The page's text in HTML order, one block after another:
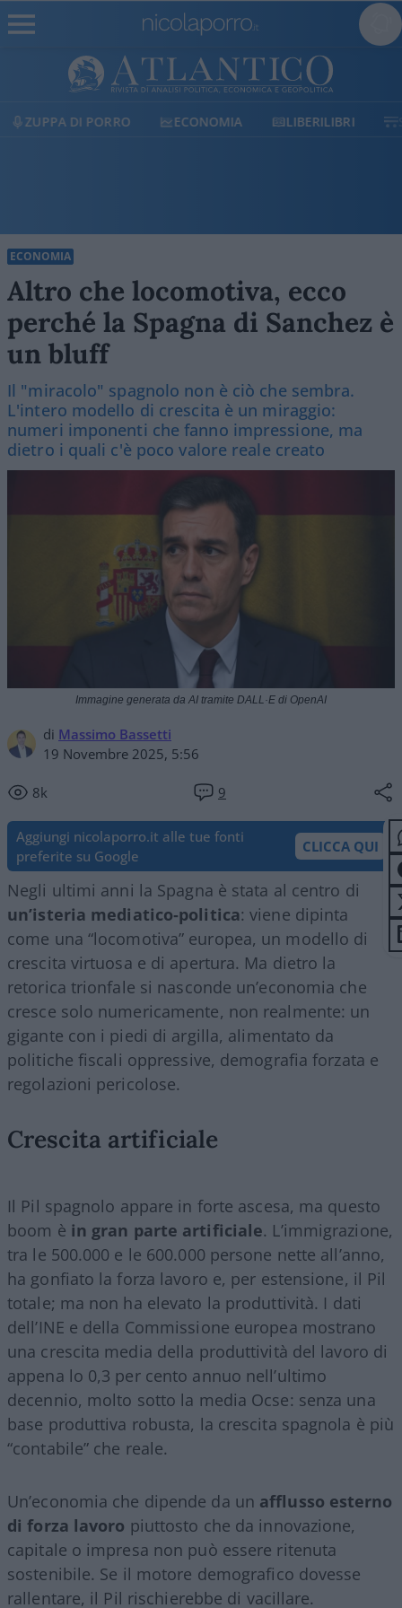
ECONOMIA LIBERILIBRI SHOP SOSTIENICI
ECONOMIA
Altro che locomotiva, ecco
perché la Spagna di Sanchez è
un bluff
Il "miracolo" spagnolo non è ciò che sembra.
L'intero modello di crescita è un miraggio:
numeri imponenti che fanno impressione, ma
dietro i quali c'è poco valore reale creato
di Massimo Bassetti
19 Novembre 2025, 5:56
8k 9
Immagine generata da AI tramite DALL·E di OpenAI
Aggiungi nicolaporro.it alle tue fonti
preferite su Google
CLICCA QUI
Negli ultimi anni la Spagna è stata al centro di
un’isteria mediatico‑politica: viene dipinta
come una “locomotiva” europea, un modello di
crescita virtuosa e di apertura. Ma dietro la
retorica trionfale si nasconde un’economia che
cresce solo numericamente, non realmente: un
gigante con i piedi di argilla, alimentato da
politiche fiscali oppressive, demografia forzata e
regolazioni pericolose.
Crescita artificiale
Il Pil spagnolo appare in forte ascesa, ma questo
boom è in gran parte artificiale. L’immigrazione,
tra le 500.000 e le 600.000 persone nette all’anno,
ha gonfiato la forza lavoro e, per estensione, il Pil
totale; ma non ha elevato la produttività. I dati
dell’INE e della Commissione europea mostrano
una crescita media della produttività del lavoro di
appena lo 0,3 per cento annuo nell’ultimo
decennio, molto sotto la media Ocse: senza una
base produttiva robusta, la crescita spagnola è più
“contabile” che reale.
Un’economia che dipende da un afflusso esterno
di forza lavoro piuttosto che da innovazione,
capitale o impresa non può essere ritenuta
sostenibile. Se il motore demografico dovesse
rallentare, il Pil rischierebbe di vacillare.